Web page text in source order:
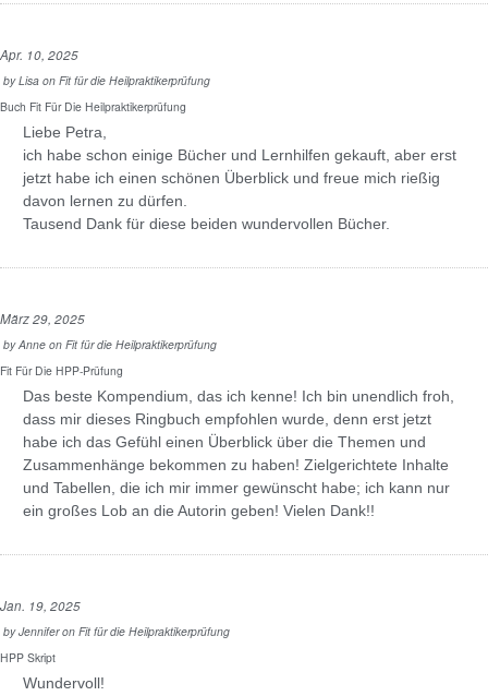
Apr. 10, 2025
byLisa on Fit für die Heilpraktikerprüfung
Buch Fit Für Die Heilpraktikerprüfung
Liebe Petra,
ich habe schon einige Bücher und Lernhilfen gekauft, aber erst
jetzt habe ich einen schönen Überblick und freue mich rießig
davon lernen zu dürfen.
Tausend Dank für diese beiden wundervollen Bücher.
März 29, 2025
byAnne on Fit für die Heilpraktikerprüfung
Fit Für Die HPP-Prüfung
Das beste Kompendium, das ich kenne! Ich bin unendlich froh,
dass mir dieses Ringbuch empfohlen wurde, denn erst jetzt
habe ich das Gefühl einen Überblick über die Themen und
Zusammenhänge bekommen zu haben! Zielgerichtete Inhalte
und Tabellen, die ich mir immer gewünscht habe; ich kann nur
ein großes Lob an die Autorin geben! Vielen Dank!!
Jan. 19, 2025
byJenniferon Fit für die Heilpraktikerprüfung
HPP Skript
Wundervoll!